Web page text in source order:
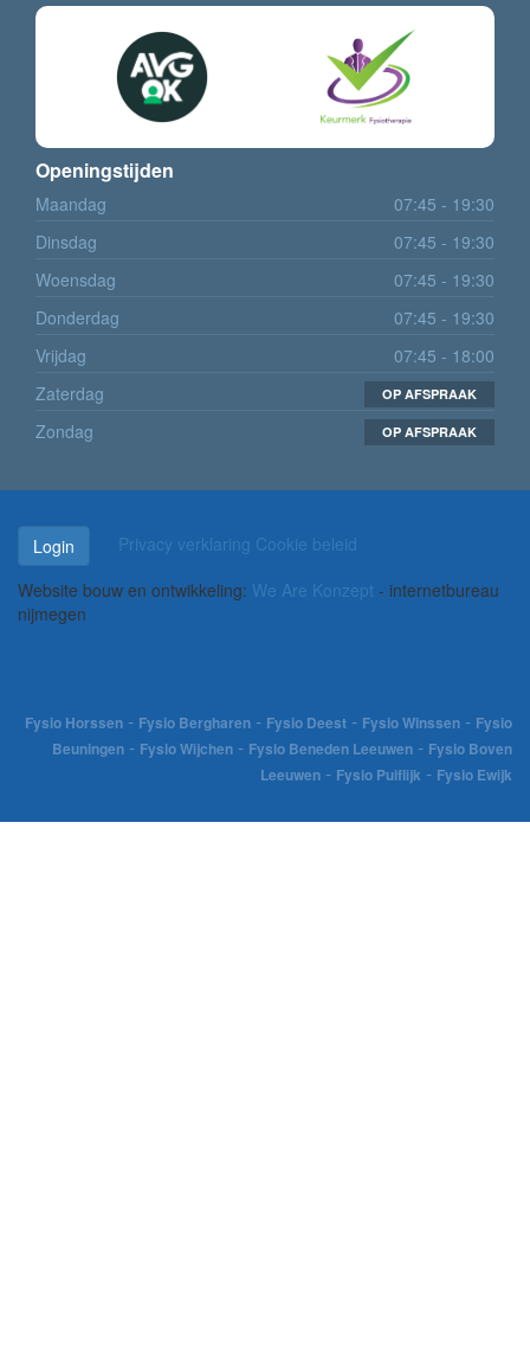
Openingstijden
Maandag
07:45 - 19:30
Dinsdag
07:45 - 19:30
Woensdag
07:45 - 19:30
Donderdag
07:45 - 19:30
Vrijdag
07:45 - 18:00
Zaterdag
OP AFSPRAAK
Zondag OP AFSPRAAK
Login Privacy verklaring Cookie beleid
Website bouw en ontwikkeling: We Are Konzept - internetbureau
nijmegen
Fysio Horssen - Fysio Bergharen - Fysio Deest - Fysio Winssen - Fysio
Beuningen - Fysio Wijchen - Fysio Beneden Leeuwen - Fysio Boven
Leeuwen - Fysio Puiflijk - Fysio Ewijk